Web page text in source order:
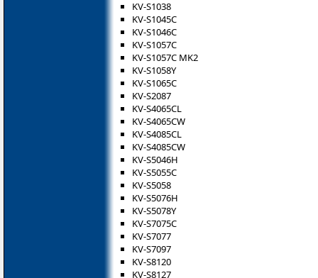
KV-S1038
KV-S1045C
KV-S1046C
KV-S1057C
KV-S1057C MK2
KV-S1058Y
KV-S1065C
KV-S2087
KV-S4065CL
KV-S4065CW
KV-S4085CL
KV-S4085CW
KV-S5046H
KV-S5055C
KV-S5058
KV-S5076H
KV-S5078Y
KV-S7075C
KV-S7077
KV-S7097
KV-S8120
KV-S8127